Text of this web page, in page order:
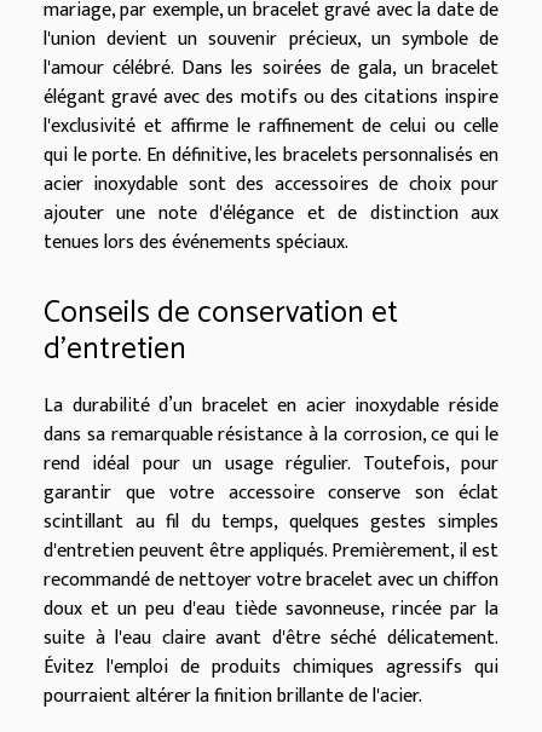
mariage, par exemple, un bracelet gravé avec la date de
l'union devient un souvenir précieux, un symbole de
l'amour célébré. Dans les soirées de gala, un bracelet
élégant gravé avec des motifs ou des citations inspire
l'exclusivité et affirme le raffinement de celui ou celle
qui le porte. En définitive, les bracelets personnalisés en
acier inoxydable sont des accessoires de choix pour
ajouter une note d'élégance et de distinction aux
tenues lors des événements spéciaux.
Conseils de conservation et
d'entretien
La durabilité d’un bracelet en acier inoxydable réside
dans sa remarquable résistance à la corrosion, ce qui le
rend idéal pour un usage régulier. Toutefois, pour
garantir que votre accessoire conserve son éclat
scintillant au fil du temps, quelques gestes simples
d'entretien peuvent être appliqués. Premièrement, il est
recommandé de nettoyer votre bracelet avec un chiffon
doux et un peu d'eau tiède savonneuse, rincée par la
suite à l'eau claire avant d'être séché délicatement.
Évitez l'emploi de produits chimiques agressifs qui
pourraient altérer la finition brillante de l'acier.